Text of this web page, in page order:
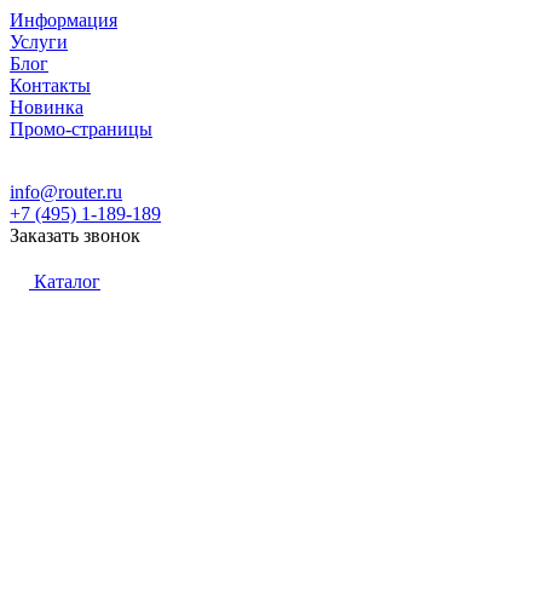
Информация
Услуги
Блог
Контакты
Новинка
Промо-страницы
info@router.ru
+7 (495) 1-189-189
Заказать звонок
Каталог